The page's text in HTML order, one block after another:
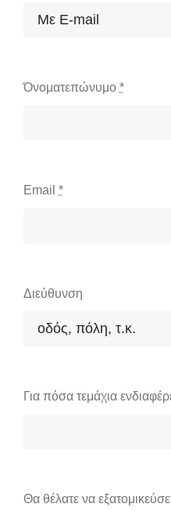
Όνοματεπώνυμο *
Email *
Διεύθυνση
Για πόσα τεμάχια
Θα θέλατε να